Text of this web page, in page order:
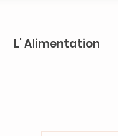
L' Alimentation